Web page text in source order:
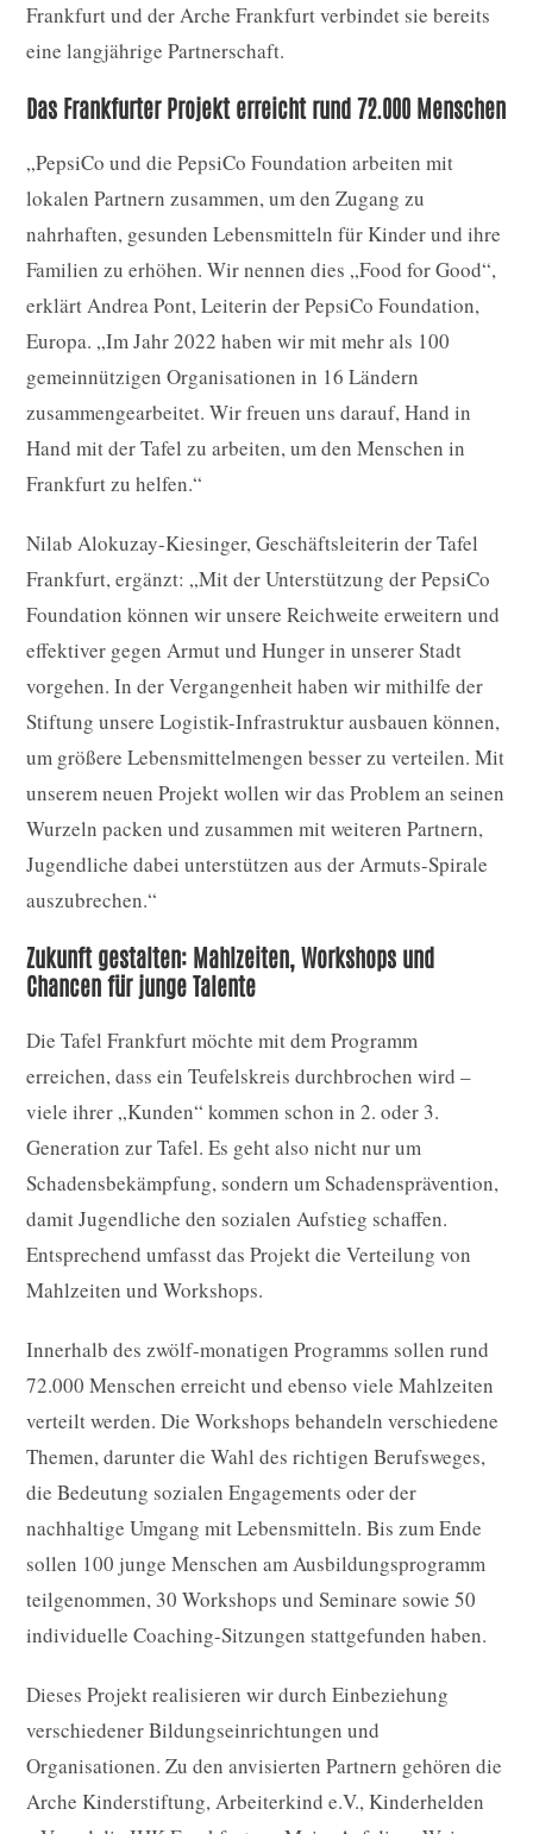
Frankfurt und der Arche Frankfurt verbindet sie bereits
eine langjährige Partnerschaft.
Das Frankfurter Projekt erreicht rund 72.000 Menschen
„PepsiCo und die PepsiCo Foundation arbeiten mit
lokalen Partnern zusammen, um den Zugang zu
nahrhaften, gesunden Lebensmitteln für Kinder und ihre
Familien zu erhöhen. Wir nennen dies „Food for Good“,
erklärt Andrea Pont, Leiterin der PepsiCo Foundation,
Europa. „Im Jahr 2022 haben wir mit mehr als 100
gemeinnützigen Organisationen in 16 Ländern
zusammengearbeitet. Wir freuen uns darauf, Hand in
Hand mit der Tafel zu arbeiten, um den Menschen in
Frankfurt zu helfen.“
Nilab Alokuzay-Kiesinger, Geschäftsleiterin der Tafel
Frankfurt, ergänzt: „Mit der Unterstützung der PepsiCo
Foundation können wir unsere Reichweite erweitern und
effektiver gegen Armut und Hunger in unserer Stadt
vorgehen. In der Vergangenheit haben wir mithilfe der
Stiftung unsere Logistik-Infrastruktur ausbauen können,
um größere Lebensmittelmengen besser zu verteilen. Mit
unserem neuen Projekt wollen wir das Problem an seinen
Wurzeln packen und zusammen mit weiteren Partnern,
Jugendliche dabei unterstützen aus der Armuts-Spirale
auszubrechen.“
Zukunft gestalten: Mahlzeiten, Workshops und
Chancen für junge Talente
Die Tafel Frankfurt möchte mit dem Programm
erreichen, dass ein Teufelskreis durchbrochen wird –
viele ihrer „Kunden“ kommen schon in 2. oder 3.
Generation zur Tafel. Es geht also nicht nur um
Schadensbekämpfung, sondern um Schadensprävention,
damit Jugendliche den sozialen Aufstieg schaffen.
Entsprechend umfasst das Projekt die Verteilung von
Mahlzeiten und Workshops.
Innerhalb des zwölf-monatigen Programms sollen rund
72.000 Menschen erreicht und ebenso viele Mahlzeiten
verteilt werden. Die Workshops behandeln verschiedene
Themen, darunter die Wahl des richtigen Berufsweges,
die Bedeutung sozialen Engagements oder der
nachhaltige Umgang mit Lebensmitteln. Bis zum Ende
sollen 100 junge Menschen am Ausbildungsprogramm
teilgenommen, 30 Workshops und Seminare sowie 50
individuelle Coaching-Sitzungen stattgefunden haben.
Dieses Projekt realisieren wir durch Einbeziehung
verschiedener Bildungseinrichtungen und
Organisationen. Zu den anvisierten Partnern gehören die
Arche Kinderstiftung, Arbeiterkind e.V., Kinderhelden